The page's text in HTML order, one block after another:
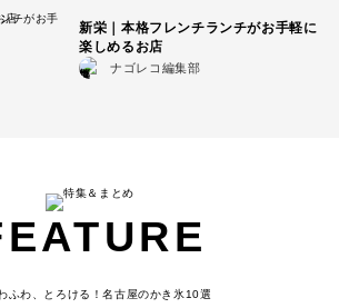
新栄｜本格フレンチランチがお手軽に
楽しめるお店
ナゴレコ編集部